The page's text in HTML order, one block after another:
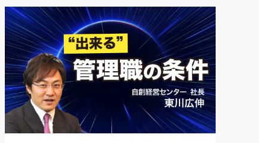
回 「言葉狩り」
もっとみる
ング経営入
(210)
われる 気配りの達人(127)
(57)
の決め手(203)
会社守成の好機(38)
間力の磨き方」(86)
東洋思想に学ぶ経営学(132)
導者たち」(32)
”(30)
心平の ──社長のための「か・ら・だマネジメント」
ＡＶを味方に！新・仕事術(180)
脳の鍛え方(32)
楽しむ基礎レッスン(12)
長が読むべき今月の4冊(88)
楽しむ読書術(162)
「愛読者通信」著者インタビュー(44)
ビジネス見聞録 経営ニュース(100)
作間信司の経営無形庵(けいえいむぎょうあん)(166)
経営セミナー情報局(1)
繁栄への着眼点 牟田太陽(76)
講話を聞いて学ぼう 実学・耳学・磨く「ミミガク」のすすめ